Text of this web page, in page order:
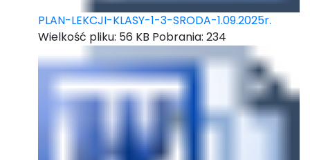
PLAN-LEKCJI-KLASY-1-3-SRODA-1.09.2025r.
Wielkość pliku: 56 KB Pobrania: 234